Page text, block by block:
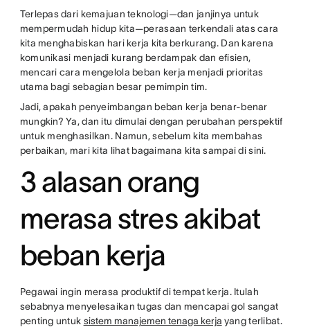
Terlepas dari kemajuan teknologi—dan janjinya untuk
mempermudah hidup kita—perasaan terkendali atas cara
kita menghabiskan hari kerja kita berkurang. Dan karena
komunikasi menjadi kurang berdampak dan efisien,
mencari cara mengelola beban kerja menjadi prioritas
utama bagi sebagian besar pemimpin tim.
Jadi, apakah penyeimbangan beban kerja benar-benar
mungkin? Ya, dan itu dimulai dengan perubahan perspektif
untuk menghasilkan. Namun, sebelum kita membahas
perbaikan, mari kita lihat bagaimana kita sampai di sini.
3 alasan orang
merasa stres akibat
beban kerja
Pegawai ingin merasa produktif di tempat kerja. Itulah
sebabnya menyelesaikan tugas dan mencapai gol sangat
penting untuk sistem manajemen tenaga kerja yang terlibat.